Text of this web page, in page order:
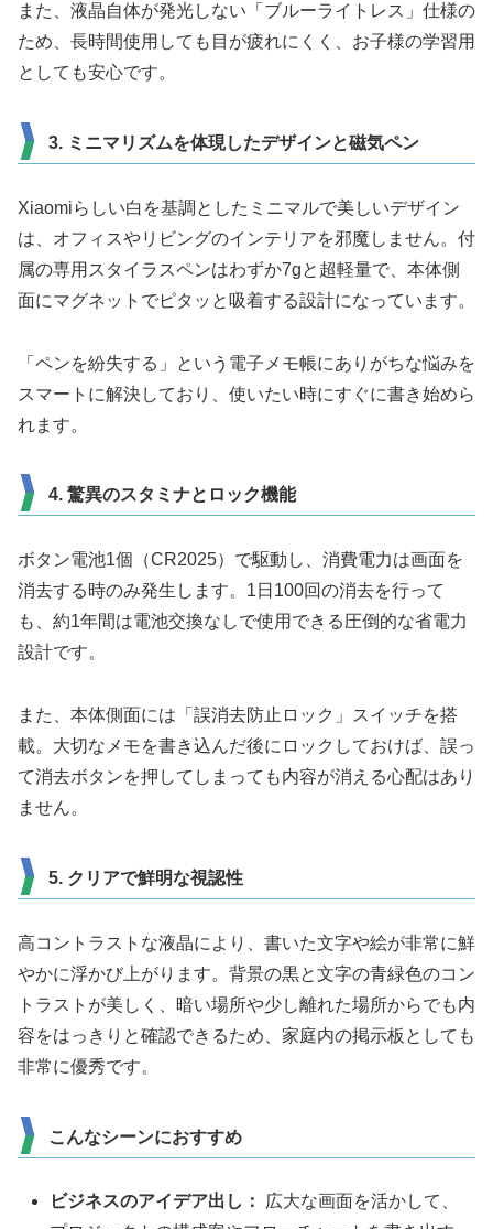
また、液晶自体が発光しない「ブルーライトレス」仕様の
ため、長時間使用しても目が疲れにくく、お子様の学習用
としても安心です。
3. ミニマリズムを体現したデザインと磁気ペン
Xiaomiらしい白を基調としたミニマルで美しいデザイン
は、オフィスやリビングのインテリアを邪魔しません。付
属の専用スタイラスペンはわずか7gと超軽量で、本体側
面にマグネットでピタッと吸着する設計になっています。
「ペンを紛失する」という電子メモ帳にありがちな悩みを
スマートに解決しており、使いたい時にすぐに書き始めら
れます。
4. 驚異のスタミナとロック機能
ボタン電池1個（CR2025）で駆動し、消費電力は画面を
消去する時のみ発生します。1日100回の消去を行って
も、約1年間は電池交換なしで使用できる圧倒的な省電力
設計です。
また、本体側面には「誤消去防止ロック」スイッチを搭
載。大切なメモを書き込んだ後にロックしておけば、誤っ
て消去ボタンを押してしまっても内容が消える心配はあり
ません。
5. クリアで鮮明な視認性
高コントラストな液晶により、書いた文字や絵が非常に鮮
やかに浮かび上がります。背景の黒と文字の青緑色のコン
トラストが美しく、暗い場所や少し離れた場所からでも内
容をはっきりと確認できるため、家庭内の掲示板としても
非常に優秀です。
こんなシーンにおすすめ
ビジネスのアイデア出し：
広大な画面を活かして、